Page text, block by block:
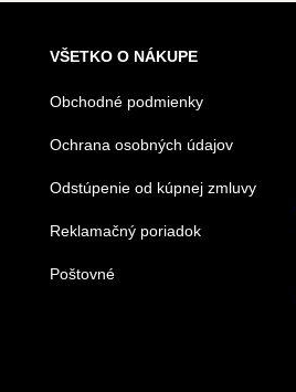
VŠETKO O NÁKUPE
Obchodné podmienky
Ochrana osobných údajov
Odstúpenie od kúpnej zmluvy
Reklamačný poriadok
Poštovné